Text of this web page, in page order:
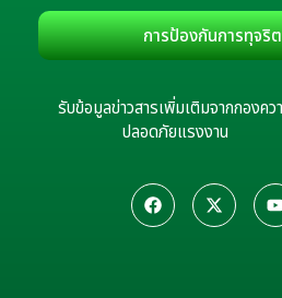
การป้องกันการทุจริ
รับข้อมูลข่าวสารเพิ่มเติมจากกองคว
ปลอดภัยแรงงาน